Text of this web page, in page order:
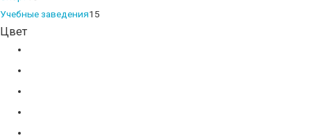
products
Учебные заведения15
Цвет